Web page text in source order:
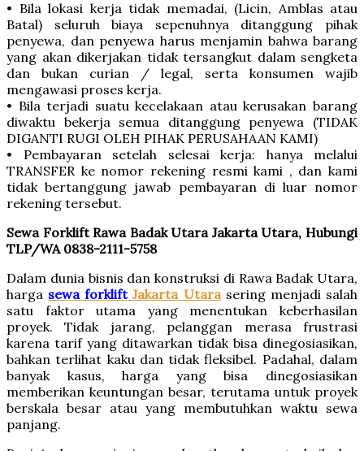
• Bila lokasi kerja tidak memadai, (Licin, Amblas atau
Batal) seluruh biaya sepenuhnya ditanggung pihak
penyewa, dan penyewa harus menjamin bahwa barang
yang akan dikerjakan tidak tersangkut dalam sengketa
dan bukan curian / legal, serta konsumen wajib
mengawasi proses kerja.
• Bila terjadi suatu kecelakaan atau kerusakan barang
diwaktu bekerja semua ditanggung penyewa (TIDAK
DIGANTI RUGI OLEH PIHAK PERUSAHAAN KAMI)
• Pembayaran setelah selesai kerja: hanya melalui
TRANSFER ke nomor rekening resmi kami , dan kami
tidak bertanggung jawab pembayaran di luar nomor
rekening tersebut.
Sewa Forklift Rawa Badak Utara Jakarta Utara, Hubungi
TLP/WA 0838-2111-5758
Dalam dunia bisnis dan konstruksi di Rawa Badak Utara,
harga sewa forkliftJakarta Utarasering menjadi salah
satu faktor utama yang menentukan keberhasilan
proyek. Tidak jarang, pelanggan merasa frustrasi
karena tarif yang ditawarkan tidak bisa dinegosiasikan,
bahkan terlihat kaku dan tidak fleksibel. Padahal, dalam
banyak kasus, harga yang bisa dinegosiasikan
memberikan keuntungan besar, terutama untuk proyek
berskala besar atau yang membutuhkan waktu sewa
panjang.